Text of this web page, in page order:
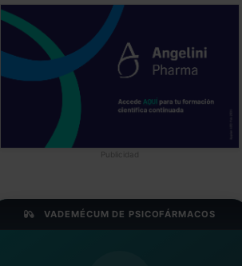
Publicidad
VADEMÉCUM DE PSICOFÁRMACOS